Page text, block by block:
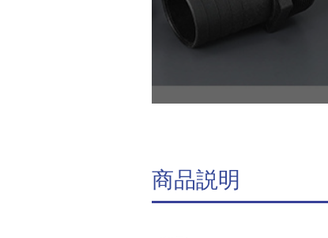
商品説明